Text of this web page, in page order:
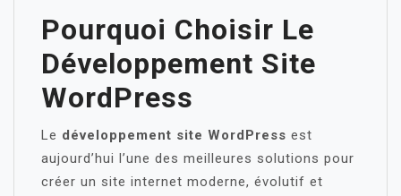
Pourquoi Choisir Le
Développement Site
WordPress
Le développement site WordPress est
aujourd’hui l’une des meilleures solutions pour
créer un site internet moderne, évolutif et